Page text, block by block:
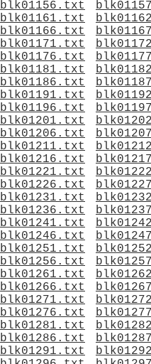
blk01156.txt
blk01161.txt
blk01166.txt
blk01171.txt
blk01176.txt
blk01181.txt
blk01186.txt
blk01191.txt
blk01196.txt
blk01201.txt
blk01206.txt
blk01211.txt
blk01216.txt
blk01221.txt
blk01226.txt
blk01231.txt
blk01236.txt
blk01241.txt
blk01246.txt
blk01251.txt
blk01256.txt
blk01261.txt
blk01266.txt
blk01271.txt
blk01276.txt
blk01281.txt
blk01286.txt
blk01291.txt